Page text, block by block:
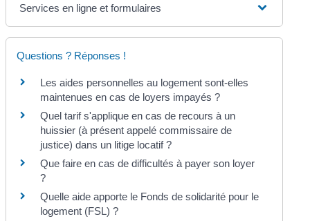
Services en ligne et formulaires
Questions ? Réponses !
Les aides personnelles au logement sont-elles
maintenues en cas de loyers impayés ?
Quel tarif s'applique en cas de recours à un
huissier (à présent appelé commissaire de
justice) dans un litige locatif ?
Que faire en cas de difficultés à payer son loyer
?
Quelle aide apporte le Fonds de solidarité pour le
logement (FSL) ?